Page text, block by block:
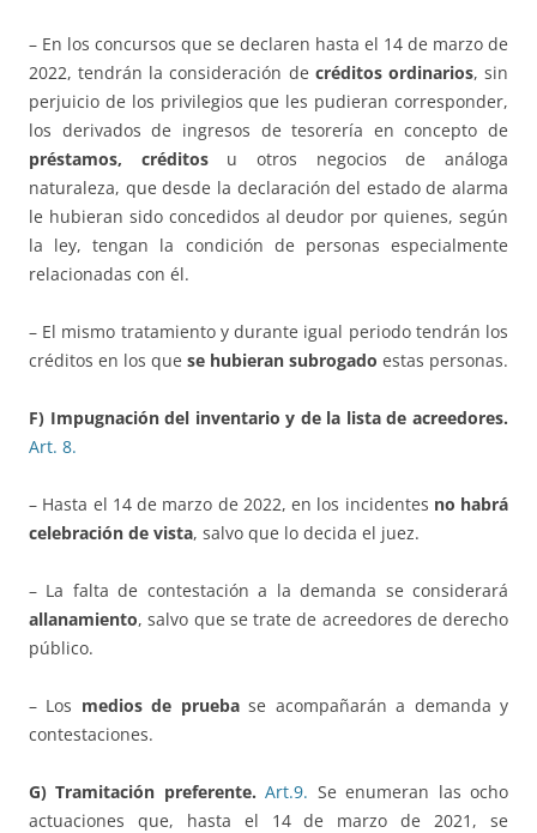
– En los concursos que se declaren hasta el 14 de marzo de
2022, tendrán la consideración de créditos ordinarios, sin
perjuicio de los privilegios que les pudieran corresponder,
los derivados de ingresos de tesorería en concepto de
préstamos, créditosu otros negocios de análoga
naturaleza, que desde la declaración del estado de alarma
le hubieran sido concedidos al deudor por quienes, según
la ley, tengan la condición de personas especialmente
relacionadas con él.
– El mismo tratamiento y durante igual periodo tendrán los
créditos en los que se hubieran subrogado estas personas.
F) Impugnación del inventario y de la lista de acreedores.
Art. 8.
– Hasta el 14 de marzo de 2022, en los incidentes no habrá
celebración de vista, salvo que lo decida el juez.
– La falta de contestación a la demanda se considerará
allanamiento, salvo que se trate de acreedores de derecho
público.
– Los medios de pruebase acompañarán a demanda y
contestaciones.
G) Tramitación preferente.Art.9. Se enumeran las ocho
actuaciones que, hasta el 14 de marzo de 2021, se